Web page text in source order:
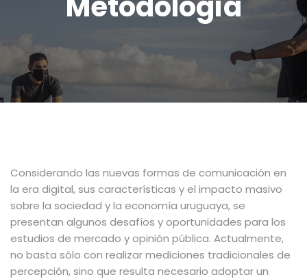
Considerando las nuevas formas de comunicación en
la era digital, sus características y el impacto masivo
sobre la sociedad y la economía uruguaya, se
presentan algunos desafíos y oportunidades para los
estudios de mercado y opinión pública. Actualmente,
no basta sólo con realizar mediciones tradicionales de
percepción, sino que resulta necesario adoptar un